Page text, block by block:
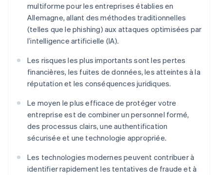
multiforme pour les entreprises établies en
Allemagne, allant des méthodes traditionnelles
(telles que le phishing) aux attaques optimisées par
l’intelligence artificielle (IA).
Les risques les plus importants sont les pertes
financières, les fuites de données, les atteintes à la
réputation et les conséquences juridiques.
Le moyen le plus efficace de protéger votre
entreprise est de combiner un personnel formé,
des processus clairs, une authentification
sécurisée et une technologie appropriée.
Les technologies modernes peuvent contribuer à
identifier rapidement les tentatives de fraude et à